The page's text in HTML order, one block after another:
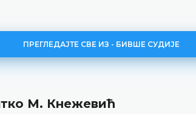
ПРЕГЛЕДАЈТЕ СВЕ ИЗ - БИВШЕ СУДИЈЕ
М. Кнежевић